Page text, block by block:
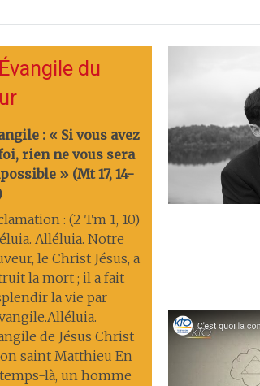
Évangile du
: « Si vous avez
rien ne vous sera
» (Mt 17, 14-
: (2 Tm 1, 10)
Alléluia. Notre
le Christ Jésus, a
la mort ; il a fait
la vie par
de Jésus Christ
saint Matthieu En
là, un homme